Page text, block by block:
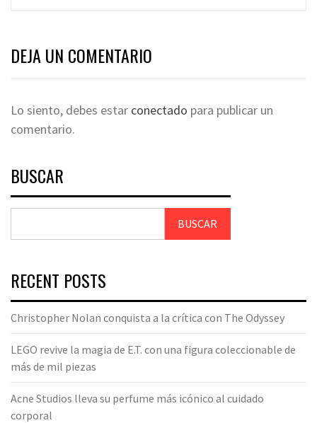
DEJA UN COMENTARIO
Lo siento, debes estar conectado para publicar un
comentario.
BUSCAR
BUSCAR
RECENT POSTS
Christopher Nolan conquista a la crítica con The Odyssey
LEGO revive la magia de E.T. con una figura coleccionable de
más de mil piezas
Acne Studios lleva su perfume más icónico al cuidado
corporal